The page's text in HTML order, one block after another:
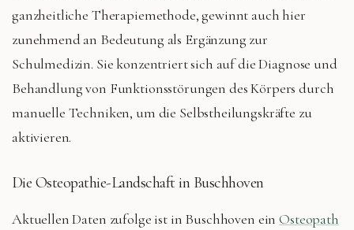
ganzheitliche Therapiemethode, gewinnt auch hier
zunehmend an Bedeutung als Ergänzung zur
Schulmedizin. Sie konzentriert sich auf die Diagnose und
Behandlung von Funktionsstörungen des Körpers durch
manuelle Techniken, um die Selbstheilungskräfte zu
aktivieren.
Die Osteopathie-Landschaft in Buschhoven
Aktuellen Daten zufolge ist in Buschhoven einOsteopath